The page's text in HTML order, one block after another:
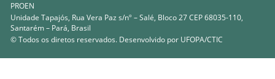
PROEN
Unidade Tapajós, Rua Vera Paz s/nº – Salé, Bloco 27 CEP 68035-110,
Santarém – Pará, Brasil
© Todos os diretos reservados. Desenvolvido por UFOPA/CTIC